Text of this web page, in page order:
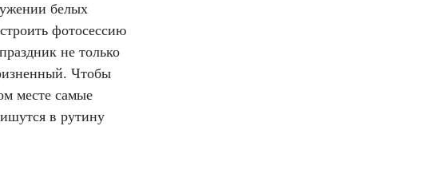
белых
фотосессию
не только
Чтобы
месте самые
в рутину